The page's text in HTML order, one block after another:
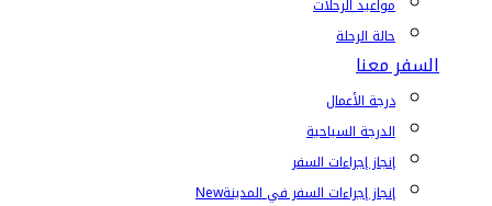
مواعيد الرحلات
حالة الرحلة
السفر معنا
درجة الأعمال
الدرجة السياحية
إنجاز إجراءات السفر
إنجاز إجراءات السفر في المدينةNew